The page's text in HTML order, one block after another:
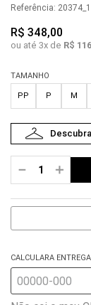
Referência:
R$ 348,00
ou até 3x de R$ 116
TAMANHO
PP P M
＋
－
CALCULARA ENTREGA